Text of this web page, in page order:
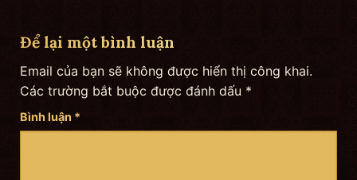
Để lại một bình luận
Email của bạn sẽ không được hiển thị công khai.
Các trường bắt buộc được đánh dấu *
Bình luận *